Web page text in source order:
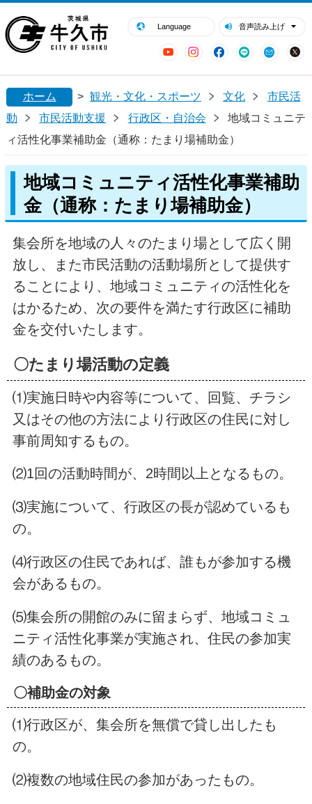
Language 音声読み上げ
YouTubeInstagram
Facebook
LINE Mail
閉じる
ホーム > 観光・文化・スポーツ 文化
市民活
動
市民活動支援 行政区・自治会
地域コミュニテ
ィ活性化事業補助金（通称：たまり場補助金）
地域コミュニティ活性化事業補助
金（通称：たまり場補助金）
集会所を地域の人々のたまり場として広く開
放し、また市民活動の活動場所として提供す
ることにより、地域コミュニティの活性化を
はかるため、次の要件を満たす行政区に補助
金を交付いたします。
〇たまり場活動の定義
⑴実施日時や内容等について、回覧、チラシ
又はその他の方法により行政区の住民に対し
事前周知するもの。
⑵1回の活動時間が、2時間以上となるもの。
⑶実施について、行政区の長が認めているも
の。
⑷行政区の住民であれば、誰もが参加する機
会があるもの。
⑸集会所の開館のみに留まらず、地域コミュ
ニティ活性化事業が実施され、住民の参加実
績のあるもの。
〇補助金の対象
⑴行政区が、集会所を無償で貸し出したも
の。
⑵複数の地域住民の参加があったもの。